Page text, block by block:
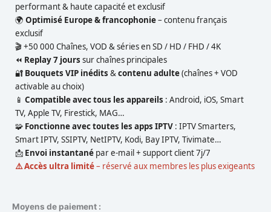
performant & haute capacité et exclusif
🌍 Optimisé Europe & francophonie– contenu français
exclusif
🎬 +50 000 Chaînes, VOD & séries en SD / HD / FHD / 4K
⏪ Replay 7 jours sur chaînes principales
🔐 Bouquets VIP inédits &contenu adulte(chaînes + VOD
activable au choix)
📱 Compatible avec tous les appareils : Android, iOS, Smart
TV, Apple TV, Firestick, MAG…
🧩 Fonctionne avec toutes les apps IPTV : IPTV Smarters,
Smart IPTV, SSIPTV, NetIPTV, Kodi, Bay IPTV, Tivimate…
📩 Envoi instantané par e-mail + support client 7j/7
⚠️ Accès ultra limité– réservé aux membres les plus exigeants
Moyens de paiement :